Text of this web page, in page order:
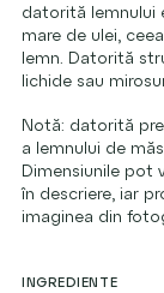
datorită lemnului
mare de ulei,
lemn. Datorită
lichide sau
Notă: datorită
a lemnului de
Dimensiunile pot
în descriere, iar
imaginea din
INGREDIENTE